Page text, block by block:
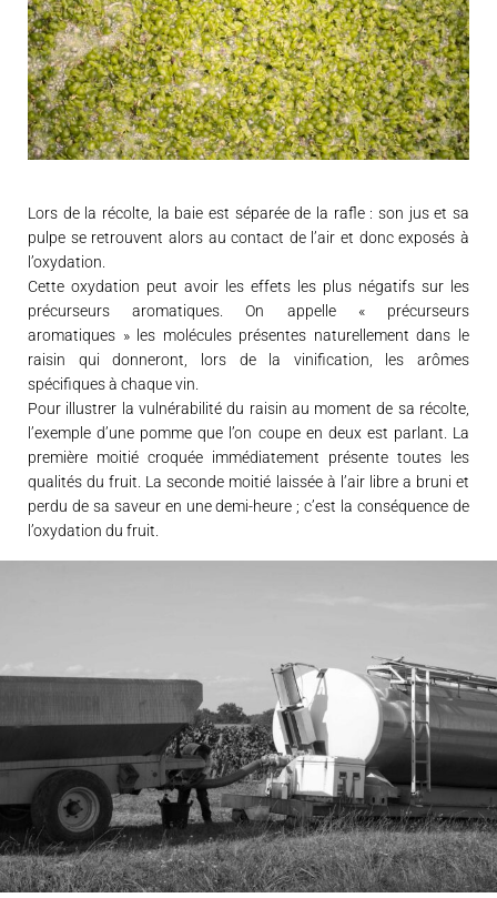
Lors de la récolte, la baie est séparée de la rafle : son jus et sa
pulpe se retrouvent alors au contact de l’air et donc exposés à
l’oxydation.
Cette oxydation peut avoir les effets les plus négatifs sur les
précurseurs aromatiques. On appelle « précurseurs
aromatiques » les molécules présentes naturellement dans le
raisin qui donneront, lors de la vinification, les arômes
spécifiques à chaque vin.
Pour illustrer la vulnérabilité du raisin au moment de sa récolte,
l’exemple d’une pomme que l’on coupe en deux est parlant. La
première moitié croquée immédiatement présente toutes les
qualités du fruit. La seconde moitié laissée à l’air libre a bruni et
perdu de sa saveur en une demi-heure ; c’est la conséquence de
l’oxydation du fruit.